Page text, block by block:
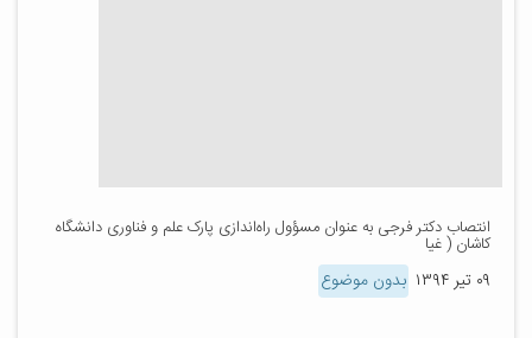
انتصاب دکتر فرجی به عنوان مسؤول راه‌اندازی پارک علم و فناوری دانشگاه
کاشان ( غیا
۰۹ تیر ۱۳۹۴ بدون موضوع